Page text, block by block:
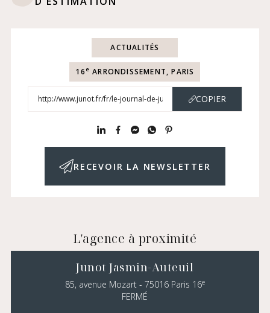
ACTUALITÉS
16e ARRONDISSEMENT, PARIS
COPIER
RECEVOIR LA NEWSLETTER
L'agence à proximité
Junot Jasmin-Auteuil
85, avenue Mozart - 75016 Paris 16e
FERMÉ